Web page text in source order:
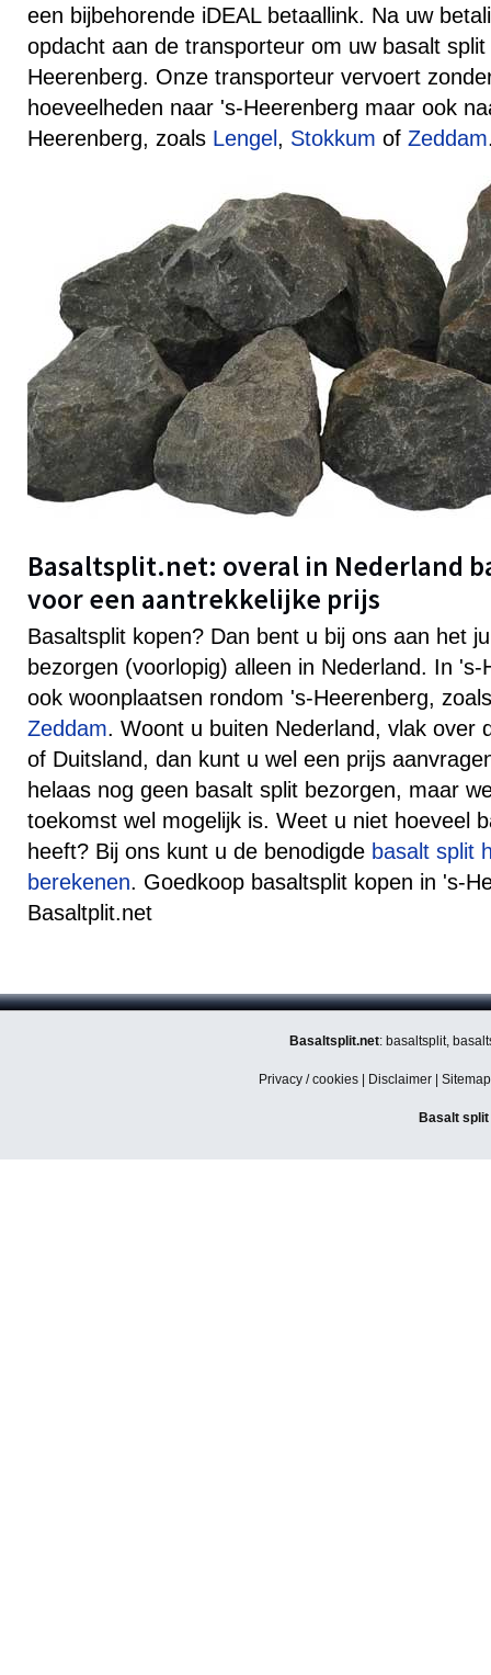
een bijbehorende iDEAL betaallink. Na uw
opdacht aan de transporteur om uw basalt
Heerenberg. Onze transporteur vervoert
hoeveelheden naar 's-Heerenberg maar ook
Heerenberg, zoals Lengel , Stokkum of Zeddam
Basaltsplit.net: overal in Nederland
voor een aantrekkelijke prijs
Basaltsplit kopen? Dan bent u bij ons aan het
bezorgen (voorlopig) alleen in Nederland. In
ook woonplaatsen rondom 's-Heerenberg,
Zeddam. Woont u buiten Nederland, vlak over
of Duitsland, dan kunt u wel een prijs
helaas nog geen basalt split bezorgen, maar
toekomst wel mogelijk is. Weet u niet hoeveel
heeft? Bij ons kunt u de benodigde basalt split
berekenen. Goedkoop basaltsplit kopen in 's-
Basaltplit.net
Basaltsplit.net: basaltsplit,
Privacy / cookies Disclaimer Sitemap
Basalt